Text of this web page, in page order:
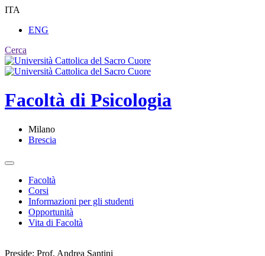
ITA
ENG
Cerca
Facoltà di Psicologia
Milano
Brescia
Facoltà
Corsi
Informazioni per gli studenti
Opportunità
Vita di Facoltà
Preside: Prof. Andrea Santini